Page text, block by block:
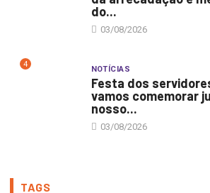
do...
03/08/2026
4
NOTÍCIAS
Festa dos
vamos comemorar
nosso...
03/08/2026
TAGS